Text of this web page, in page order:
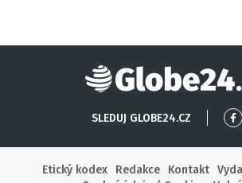
SLEDUJ GLOBE24.CZ
Etický kodex
Redakce Kontakt